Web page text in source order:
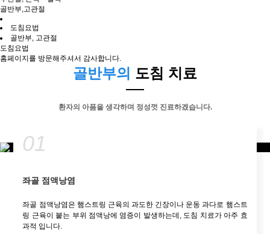
골반부,고관절
도침요법
골반부, 고관절
도침요법
홈페이지를 방문해주셔서 감사합니다.
골반부의 도침 치료
환자의 아픔을 생각하며 정성껏 진료하겠습니다.
01
좌골 점액낭염
좌골 점액낭염은 햄스트링 근육의 과도한 긴장이나 운동 과다로 햄스트
링 근육이 붙는 부위 점액낭에 염증이 발생하는데, 도침 치료가 아주 효
과적 입니다.